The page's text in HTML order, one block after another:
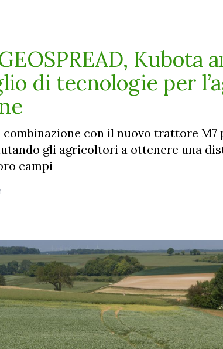
Kubota
di tecnologie per
con il nuovo trattore
gli agricoltori a ottenere una
campi